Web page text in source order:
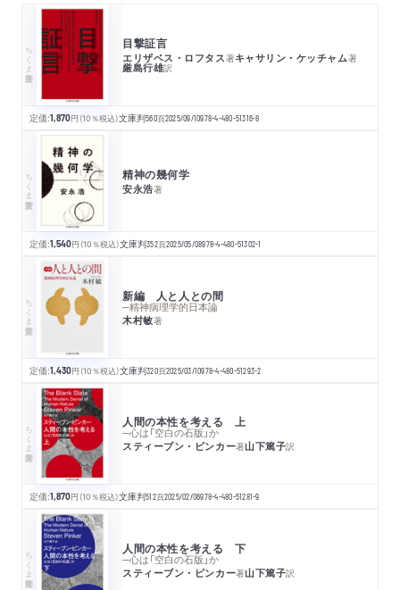
ちくま学芸文庫 目撃証言
エリザベス・ロフタス著キャサリン・ケッチャム著
厳島行雄訳
定価:1,870円 （10％税込）文庫判560頁2025/09/10978-4-480-51316-8
ちくま学芸文庫 精神の幾何学
安永浩著
定価:1,540円 （10％税込）文庫判352頁2025/05/08978-4-480-51302-1
ちくま学芸文庫 新編 人と人との間
─精神病理学的日本論
木村敏著
定価:1,430円 （10％税込）文庫判320頁2025/03/10978-4-480-51293-2
ちくま学芸文庫 人間の本性を考える 上
─心は「空白の石版」か
スティーブン・ピンカー著山下篤子訳
定価:1,870円 （10％税込）文庫判512頁2025/02/06978-4-480-51281-9
ちくま学芸文庫 人間の本性を考える 下
─心は「空白の石版」か
スティーブン・ピンカー著山下篤子訳